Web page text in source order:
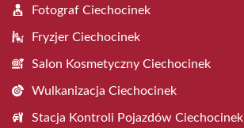
Fotograf Ciechocinek
Fryzjer Ciechocinek
Salon Kosmetyczny Ciechocinek
Wulkanizacja Ciechocinek
Stacja Kontroli Pojazdów Ciechocinek